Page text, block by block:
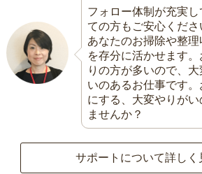
フォロー体制が充実
ての方もご安心くださ
あなたのお掃除や整
を存分に活かせます
りの方が多いので、
いのあるお仕事です
にする、大変やりが
ませんか？
サポートについて詳しく